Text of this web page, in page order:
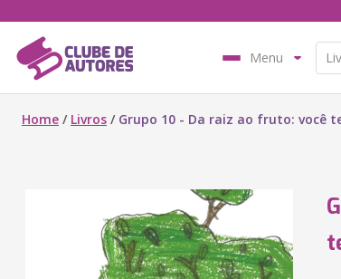
Menu
Home / Livros / Grupo 10 - Da raiz ao fruto: você